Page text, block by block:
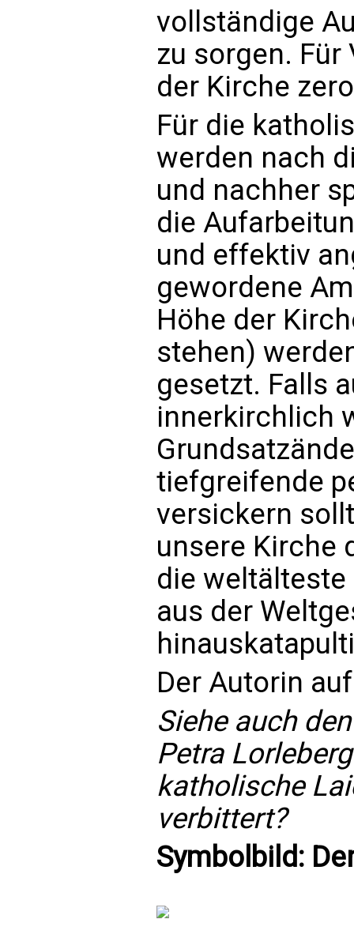
vollständige
zu sorgen.
der Kirche
Für die
werden nach
und nachher
die
und effektiv
gewordene
Höhe der
stehen)
gesetzt. Falls
innerkirchlich
tiefgreifende
versickern
unsere Kirche
die
aus der
Der Autorin
Siehe auch
Petra
katholische
verbittert?
Symbolbild: